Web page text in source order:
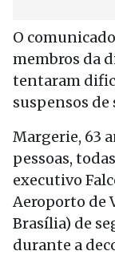
O
membros da
tentaram
suspensos de
Margerie, 63
pessoas,
executivo
Aeroporto de
Brasília) de
durante a